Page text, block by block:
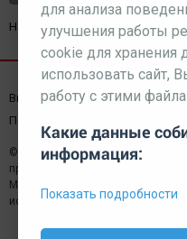
Наш партнерkurorty-sochi.ru
Выходные данные СМИ
Пользовательское соглашение
© 2026 МЕДИАЗАВОД — Сайт
предназначенный для лиц 18+
Мнение редакции может не
использовании материалов
для анализа
улучшения работы
cookie для хранения
использовать сайт,
работу с этими
Какие данные
информация:
Показать подробности